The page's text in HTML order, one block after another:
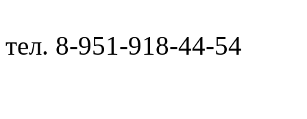
тел. 8-951-918-44-54